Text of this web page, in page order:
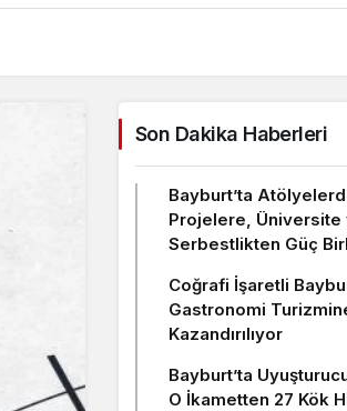
Son Dakika Haberleri
Bayburt’ta
Projelere, Üniversite
Serbestlikten Güç
Coğrafi İşaretli
Gastronomi
Kazandırılıyor
Bayburt’ta
O İkametten 27 Kök